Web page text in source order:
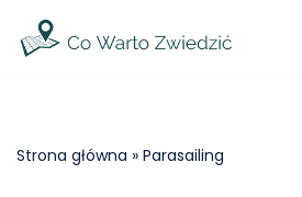
Przejdź
Strona główna » Parasailing